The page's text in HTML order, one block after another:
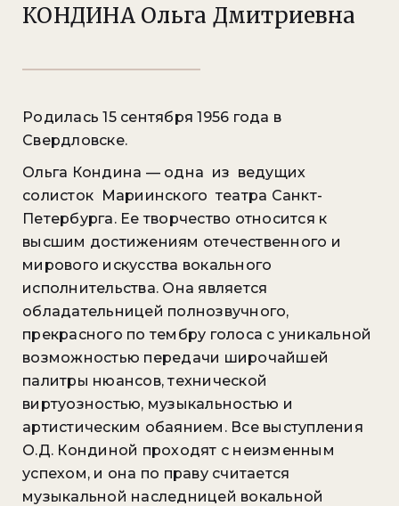
КОНДИНА Ольга Дмитриевна
Родилась 15 сентября 1956 года в
Свердловске.
Ольга Кондина — одна из ведущих
солисток Мариинского театра Санкт-
Петербурга. Ее творчество относится к
высшим достижениям отечественного и
мирового искусства вокального
исполнительства. Она является
обладательницей полно­звучного,
прекрасного по тембру голоса с уникальной
возможностью передачи широчайшей
палитры нюансов, технической
виртуозностью, музыкальностью и
артистическим обаянием. Все выступления
О.Д. Кондиной проходят с неизменным
успехом, и она по праву считается
музыкальной наследницей вокальной